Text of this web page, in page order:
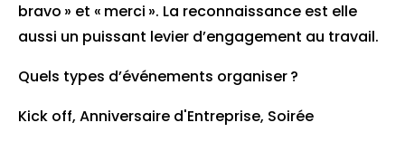
bravo » et « merci ». La reconnaissance est elle
aussi un puissant levier d’engagement au travail.
Quels types d’événements organiser ?
Kick off, Anniversaire d'Entreprise, Soirée